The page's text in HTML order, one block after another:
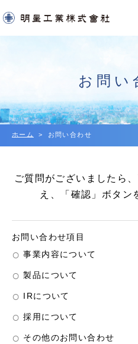
お問い
ホーム お問い合わせ
ご質問がございましたら
え、「確認」ボタン
お問い合わせ項目
事業内容について
製品について
IRについて
採用について
その他のお問い合わせ